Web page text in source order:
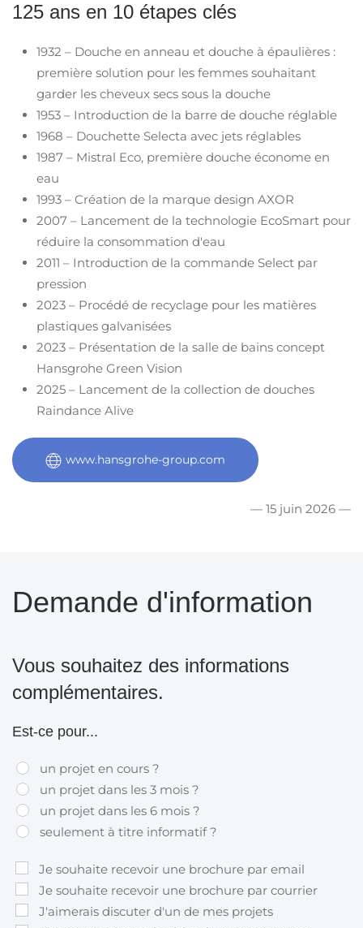
125 ans en 10 étapes clés ​
1932 – Douche en anneau et douche à épaulières :
première solution pour les femmes souhaitant
garder les cheveux secs sous la douche ​
1953 – Introduction de la barre de douche réglable ​
1968 – Douchette Selecta avec jets réglables ​
1987 – Mistral Eco, première douche économe en
eau ​
1993 – Création de la marque design AXOR ​
2007 – Lancement de la technologie EcoSmart pour
réduire la consommation d'eau ​
2011 – Introduction de la commande Select par
pression ​
2023 – Procédé de recyclage pour les matières
plastiques galvanisées ​
2023 – Présentation de la salle de bains concept
Hansgrohe Green Vision ​
2025 – Lancement de la collection de douches
Raindance Alive ​
www.hansgrohe-group.com
— 15 juin 2026 —
Demande d'information
Vous souhaitez des informations
complémentaires.
Est-ce pour...
un projet en cours ?
un projet dans les 3 mois ?
un projet dans les 6 mois ?
seulement à titre informatif ?
Je souhaite recevoir une brochure par email
Je souhaite recevoir une brochure par courrier
J'aimerais discuter d'un de mes projets